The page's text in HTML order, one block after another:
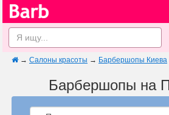
→ Салоны красоты → Барбершопы Киева
Барбершопы на